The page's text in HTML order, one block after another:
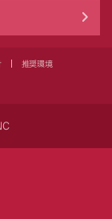
推奨環境